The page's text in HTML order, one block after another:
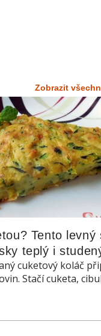
Zobrazit
Tento levný
teplý i
cuketový koláč
Stačí cuketa,